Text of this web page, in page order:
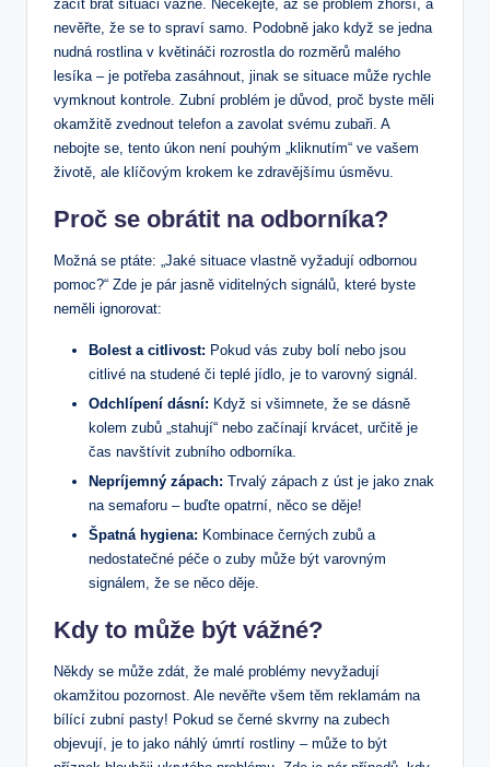
začít brát situaci vážně. Nečekejte, až se problém zhorší, a
nevěřte, že se to spraví samo. Podobně jako když se jedna
nudná rostlina v květináči rozrostla do rozměrů malého
lesíka – je potřeba zasáhnout, jinak se situace může rychle
vymknout kontrole. Zubní problém je důvod, proč byste měli
okamžitě zvednout telefon a zavolat svému zubaři. A
nebojte se, tento úkon není pouhým „kliknutím“ ve vašem
životě, ale klíčovým krokem ke zdravějšímu úsměvu.
Proč se obrátit na odborníka?
Možná se ptáte: „Jaké situace vlastně vyžadují odbornou
pomoc?“ Zde je pár jasně viditelných signálů, které byste
neměli ignorovat:
Bolest a citlivost: Pokud vás zuby bolí nebo jsou
citlivé na studené či teplé jídlo, je to varovný signál.
Odchlípení dásní: Když si všimnete, že se dásně
kolem zubů „stahují“ nebo začínají krvácet, určitě je
čas navštívit zubního odborníka.
Nepríjemný zápach: Trvalý zápach z úst je jako znak
na semaforu – buďte opatrní, něco se děje!
Špatná hygiena: Kombinace černých zubů a
nedostatečné péče o zuby může být varovným
signálem, že se něco děje.
Kdy to může být vážné?
Někdy se může zdát, že malé problémy nevyžadují
okamžitou pozornost. Ale nevěřte všem těm reklamám na
bílící zubní pasty! Pokud se černé skvrny na zubech
objevují, je to jako náhlý úmrtí rostliny – může to být